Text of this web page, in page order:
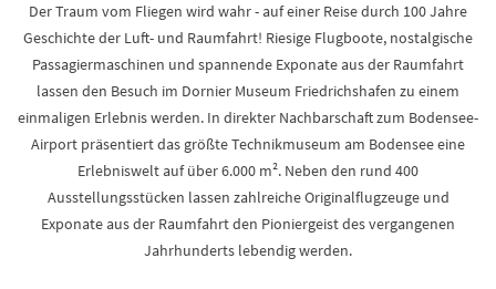
Der Traum vom Fliegen wird wahr - auf einer Reise durch 100 Jahre
Geschichte der Luft- und Raumfahrt! Riesige Flugboote, nostalgische
Passagiermaschinen und spannende Exponate aus der Raumfahrt
lassen den Besuch im Dornier Museum Friedrichshafen zu einem
einmaligen Erlebnis werden. In direkter Nachbarschaft zum Bodensee-
Airport präsentiert das größte Technikmuseum am Bodensee eine
Erlebniswelt auf über 6.000 m². Neben den rund 400
Ausstellungsstücken lassen zahlreiche Originalflugzeuge und
Exponate aus der Raumfahrt den Pioniergeist des vergangenen
Jahrhunderts lebendig werden.